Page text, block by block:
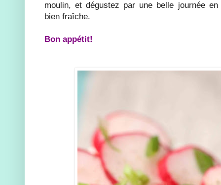
moulin, et dégustez par une belle journée
bien fraîche.
Bon appétit!